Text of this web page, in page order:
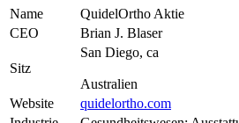
Name
QuidelOrtho Aktie
CEO
Brian J. Blaser
Sitz
San Diego, ca
Australien
Website
quidelortho.com